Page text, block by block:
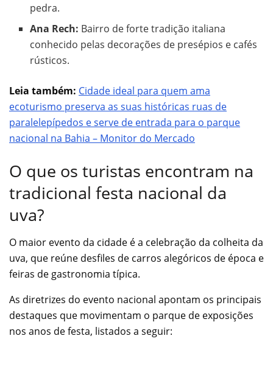
pedra.
Ana Rech: Bairro de forte tradição italiana
conhecido pelas decorações de presépios e cafés
rústicos.
Leia também: Cidade ideal para quem ama
ecoturismo preserva as suas históricas ruas de
paralelepípedos e serve de entrada para o parque
nacional na Bahia – Monitor do Mercado
O que os turistas encontram na
tradicional festa nacional da
uva?
O maior evento da cidade é a celebração da colheita da
uva, que reúne desfiles de carros alegóricos de época e
feiras de gastronomia típica.
As diretrizes do evento nacional apontam os principais
destaques que movimentam o parque de exposições
nos anos de festa, listados a seguir: